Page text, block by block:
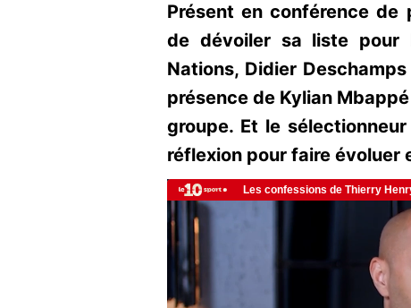
Présent en conférence de
de dévoiler sa liste pour
Nations, Didier
présence de Kylian
groupe. Et le
réflexion pour faire évoluer